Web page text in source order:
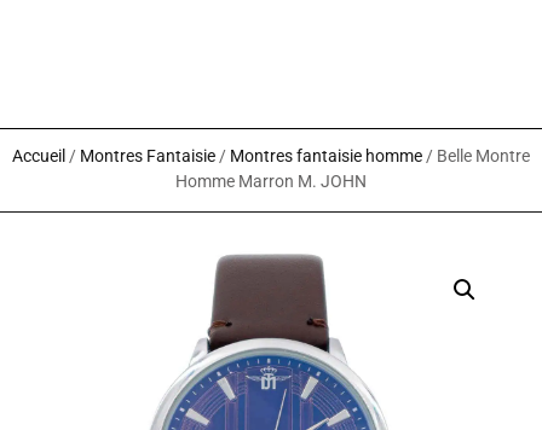
Accueil / Montres Fantaisie / Montres fantaisie homme / Belle Montre
Homme Marron M. JOHN